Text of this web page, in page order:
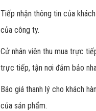
Tiếp nhận thông tin của
của công ty.
Cử nhân viên thu mua trực
trực tiếp, tận nơi đảm bảo
Báo giá thanh lý cho khách
của sản phẩm.